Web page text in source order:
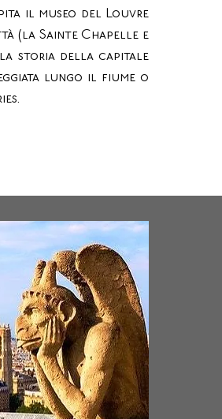
il museo del Louvre
(la Sainte Chapelle e
storia della capitale
lungo il fiume o